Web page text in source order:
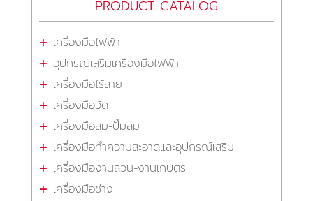
PRODUCT CATALOG
เครื่องมือไฟฟ้า
อุปกรณ์เสริมเครื่องมือไฟฟ้า
เครื่องมือไร้สาย
เครื่องมือวัด
เครื่องมือลม-ปั๊มลม
เครื่องมือทำความสะอาดและอุปกรณ์เสริม
เครื่องมืองานสวน-งานเกษตร
เครื่องมือช่าง